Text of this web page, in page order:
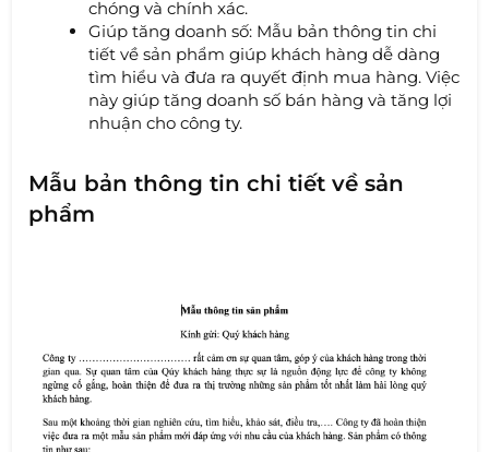
chóng và chính xác.
Giúp tăng doanh số: Mẫu bản thông tin chi
tiết về sản phẩm giúp khách hàng dễ dàng
tìm hiểu và đưa ra quyết định mua hàng. Việc
này giúp tăng doanh số bán hàng và tăng lợi
nhuận cho công ty.
Mẫu bản thông tin chi tiết về sản
phẩm